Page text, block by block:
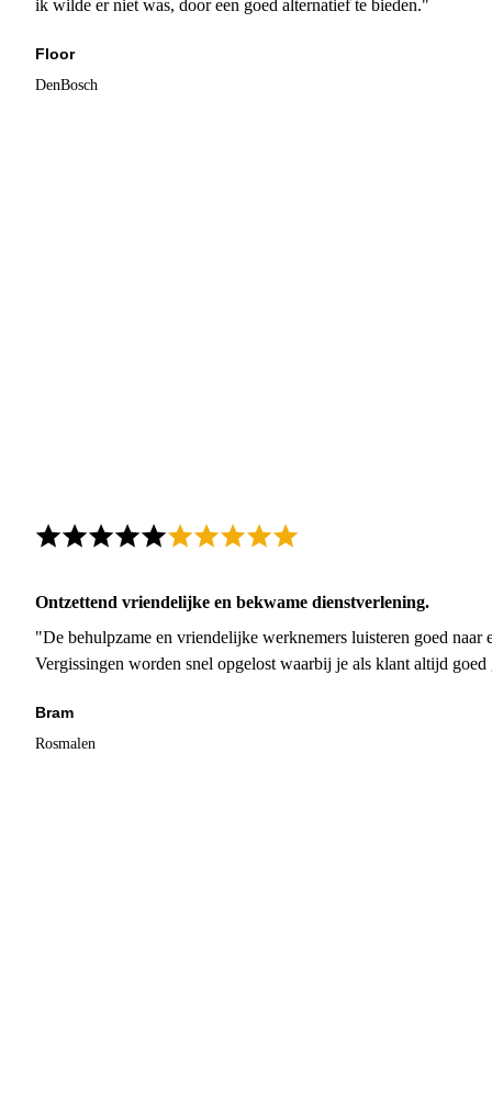
ik wilde er niet was, door een goed alternatief te bieden."
Floor
DenBosch
Ontzettend vriendelijke en bekwame dienstverlening.
"De behulpzame en vriendelijke werknemers luisteren goed naar
Vergissingen worden snel opgelost waarbij je als klant altijd
Bram
Rosmalen